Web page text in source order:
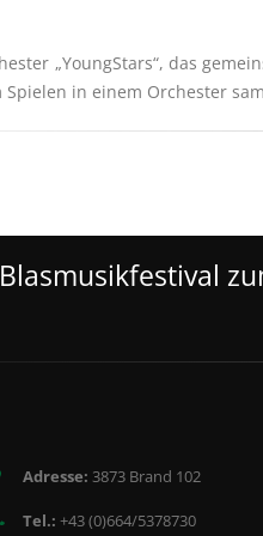
„YoungStars“, das
in einem Orchester
Adresse: 3873 Brand 102
Tel.: +43 (0)664/5378730